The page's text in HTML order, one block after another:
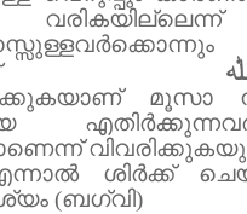
മൂസാ
ശിർക്ക്
(ബഗ്‌വി)